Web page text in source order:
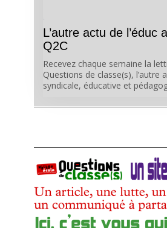
L’autre actu de l’éduc
Q2C
Recevez chaque semaine la
Questions de classe(s), l’autre
syndicale, éducative et